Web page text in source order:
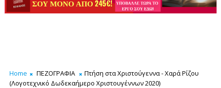
Home ΠΕΖΟΓΡΑΦΙΑ
Πτήση στα Χριστούγεννα - Χαρά Ρίζου
(Λογοτεχνικό Δωδεκαήμερο Χριστουγέννων 2020)